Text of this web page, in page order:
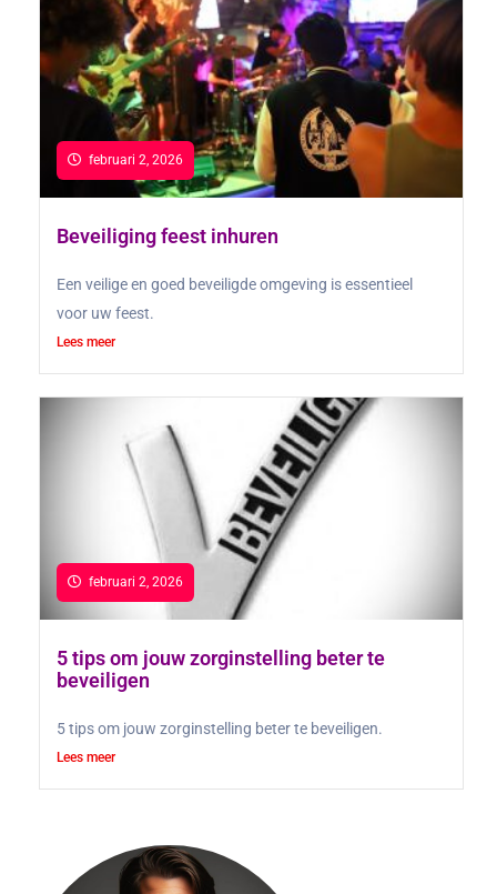
Beveiliging feest inhuren
februari 2, 2026
Een veilige en goed beveiligde omgeving is essentieel
voor uw feest.
Lees meer
5 tips om jouw zorginstelling beter te
beveiligen
februari 2, 2026
5 tips om jouw zorginstelling beter te beveiligen.
Lees meer